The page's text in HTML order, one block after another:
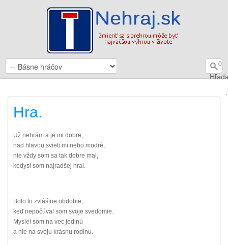
0
Hra.
Už nehrám a je mi dobre,
nad hlavou svieti mi nebo modré,
nie vždy som sa tak dobre mal,
kedysi som najradšej hral.
Bolo to zvláštne obdobie,
keď nepočúval som svoje svedomie.
Myslel som na vec jedinú
a nie na svoju krásnu rodinu.